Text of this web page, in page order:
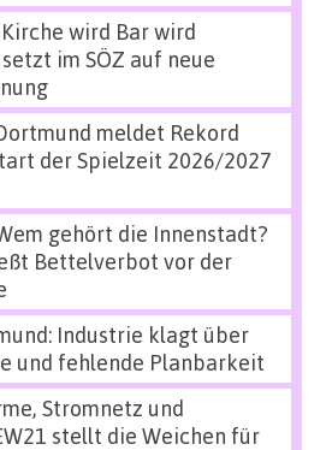
Kirche wird Bar wird
im SÖZ auf neue
meldet Rekord
der Spielzeit 2026/2027
gehört die Innenstadt?
Bettelverbot vor der
Industrie klagt über
und fehlende Planbarkeit
Stromnetz und
stellt die Weichen für